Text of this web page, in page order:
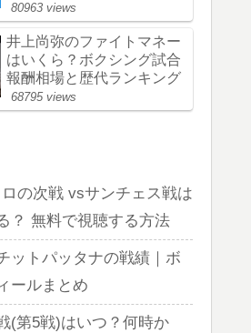
80963 views
井上尚弥のファイトマネー
はいくら？ボクシング試合
報酬相場と歴代ランキング
68795 views
の次戦 vsサンチェス戦は
？ 無料で視聴する方法
ットパッタナの戦績｜ボ
ールまとめ
(第5戦)はいつ？何時か